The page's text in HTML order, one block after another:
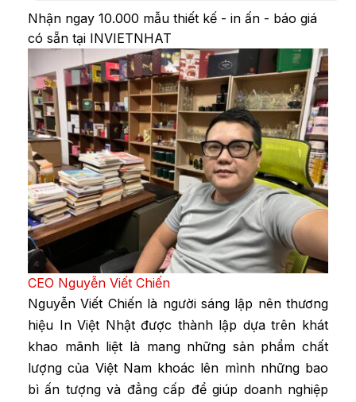
Nhận ngay 10.000 mẫu thiết kế - in ấn - báo giá
có sẵn tại INVIETNHAT
CEO Nguyễn Viết Chiến
Nguyễn Viết Chiến là người sáng lập nên thương
hiệu In Việt Nhật được thành lập dựa trên khát
khao mãnh liệt là mang những sản phẩm chất
lượng của Việt Nam khoác lên mình những bao
bì ấn tượng và đẳng cấp để giúp doanh nghiệp